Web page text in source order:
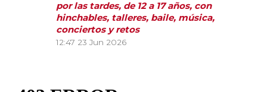
por las tardes, de 12 a 17 años, con
hinchables, talleres, baile, música,
conciertos y retos
12:47 23 Jun 2026